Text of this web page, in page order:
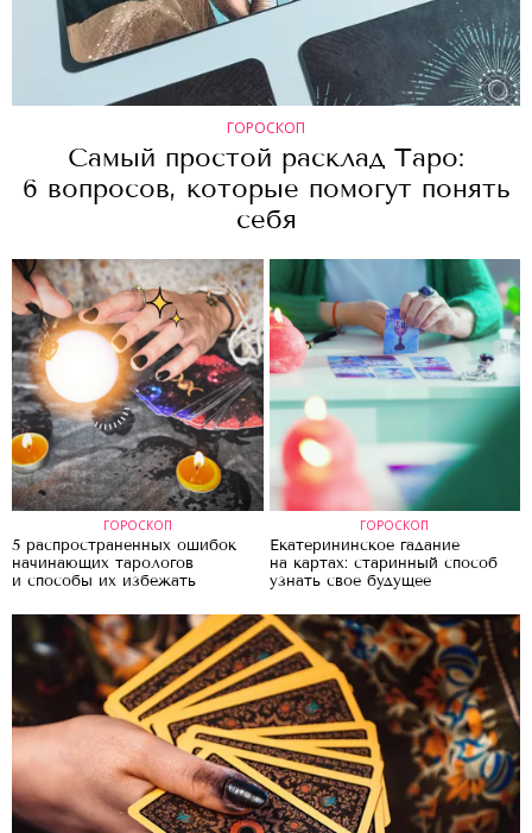
ГОРОСКОП
Самый простой расклад Таро:
6 вопросов, которые помогут понять
себя
ГОРОСКОП
5 распространенных ошибок
начинающих тарологов
и способы их избежать
ГОРОСКОП
Екатерининское гадание
на картах: старинный способ
узнать свое будущее